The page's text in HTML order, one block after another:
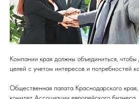
Компании края должны объединиться, чтобы
целей с учетом интересов и потребностей
Общественная палата Краснодарского